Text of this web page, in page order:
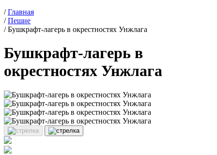
/Главная
/Пешие
/Бушкрафт-лагерь в окрестностях Унжлага
Бушкрафт-лагерь в
окрестностях Унжлага